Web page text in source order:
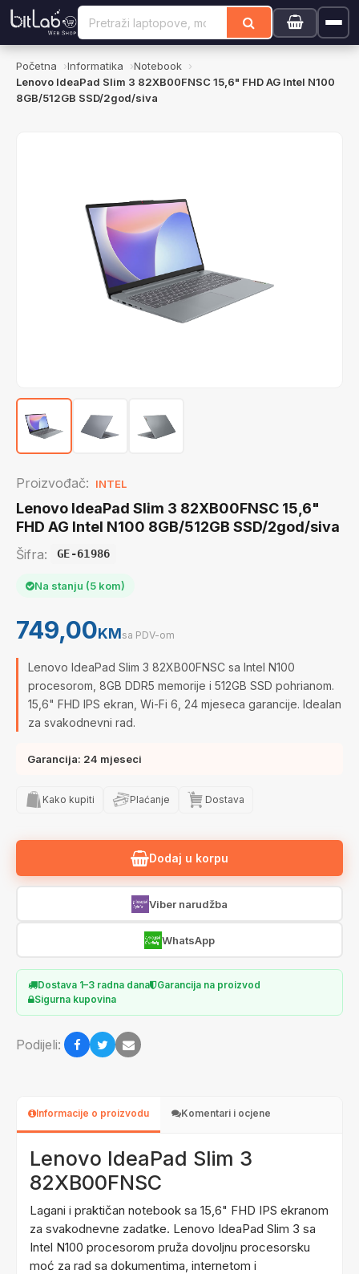
Početna Informatika
Notebook
Lenovo IdeaPad Slim 3 82XB00FNSC 15,6" FHD AG Intel N100
8GB/512GB SSD/2god/siva
Proizvođač: INTEL
Lenovo IdeaPad Slim 3 82XB00FNSC 15,6"
FHD AG Intel N100 8GB/512GB SSD/2god/siva
Šifra: GE-61986
Na stanju (5 kom)
749,00KMsa PDV-om
Lenovo IdeaPad Slim 3 82XB00FNSC sa Intel N100
procesorom, 8GB DDR5 memorije i 512GB SSD pohrianom.
15,6" FHD IPS ekran, Wi-Fi 6, 24 mjeseca garancije. Idealan
za svakodnevni rad.
Garancija: 24 mjeseci
Kako kupiti Plaćanje Dostava
Dodaj u korpu
Viber narudžba
WhatsApp
Dostava 1–3 radna dana
Garancija na proizvod
Sigurna kupovina
Podijeli:
Informacije o proizvodu Komentari i ocjene
Lenovo IdeaPad Slim 3
82XB00FNSC
Lagani i praktičan notebook sa 15,6" FHD IPS ekranom
za svakodnevne zadatke. Lenovo IdeaPad Slim 3 sa
Intel N100 procesorom pruža dovoljnu procesorsku
moć za rad sa dokumentima, internetom i